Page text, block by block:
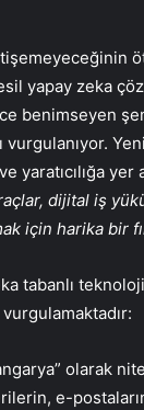
yapay zeka
yer
dijital iş
için harika bir
tabanlı
olarak
e-